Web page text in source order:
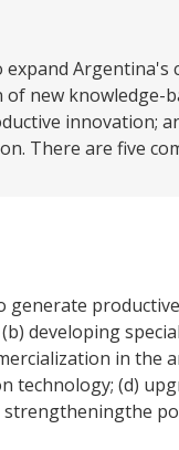
Argentina's
new knowledge-
innovation;
There are five
developing
in the
technology; (d)